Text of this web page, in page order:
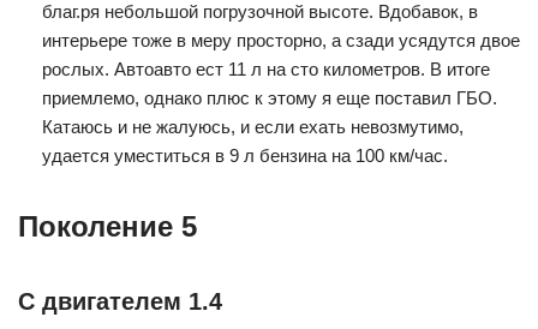
благ.ря небольшой погрузочной высоте. Вдобавок, в
интерьере тоже в меру просторно, а сзади усядутся двое
рослых. Автоавто ест 11 л на сто километров. В итоге
приемлемо, однако плюс к этому я еще поставил ГБО.
Катаюсь и не жалуюсь, и если ехать невозмутимо,
удается уместиться в 9 л бензина на 100 км/час.
Поколение 5
С двигателем 1.4